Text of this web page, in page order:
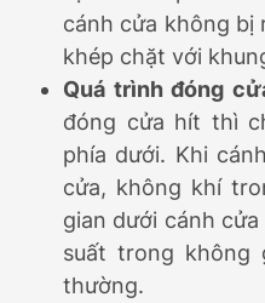
cánh cửa không bị
khép chặt với
Quá trình đóng
đóng cửa hít thì
phía dưới. Khi
cửa, không khí
gian dưới cánh
suất trong không
thường.